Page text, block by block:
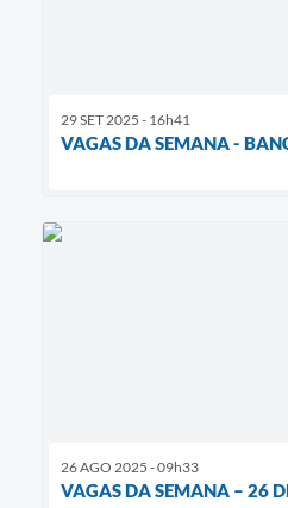
29 SET 2025 - 16h41
VAGAS DA SEMANA -
26 AGO 2025 - 09h33
VAGAS DA SEMANA – 26